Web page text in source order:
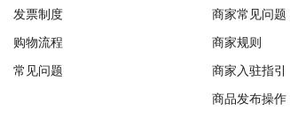
发票制度
购物流程
常见问题
商家常见问题
商家规则
商家入驻指引
商品发布操作